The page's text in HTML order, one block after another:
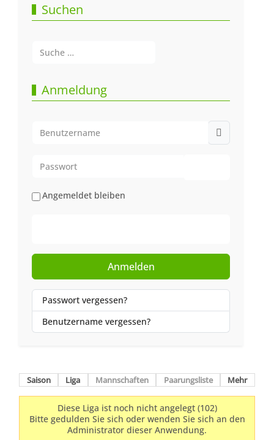
Suchen
Anmeldung
Angemeldet bleiben
Anmelden
Passwort vergessen?
Benutzername vergessen?
Saison Liga Mannschaften Paarungsliste Mehr
Diese Liga ist noch nicht angelegt (102)
Bitte gedulden Sie sich oder wenden Sie sich an den
Administrator dieser Anwendung.